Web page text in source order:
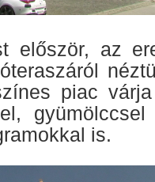
először, az
piac
is.